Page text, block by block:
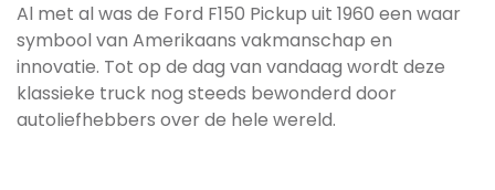
Al met al was de Ford F150 Pickup uit 1960 een waar
symbool van Amerikaans vakmanschap en
innovatie. Tot op de dag van vandaag wordt deze
klassieke truck nog steeds bewonderd door
autoliefhebbers over de hele wereld.